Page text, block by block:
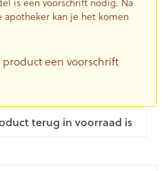
kan je het komen
een voorschrift
terug in voorraad is